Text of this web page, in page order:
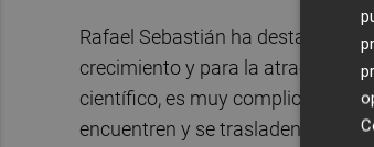
Rafael Sebastián ha destacado
crecimiento y para la atracción
científico, es muy complicado
encuentren y se trasladen a la